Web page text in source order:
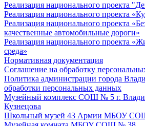
Реализация национального проекта
Реализация национального проекта
Реализация национального проекта
качественные автомобильные дороги»
Реализация национального проекта
среда»
Нормативная документация
Соглашение на обработку
Политика администрации города
обработки персональных данных
Музейный комплекс СОШ № 5 г.
Кузнецова
Школьный музей 43 Армии МБОУ